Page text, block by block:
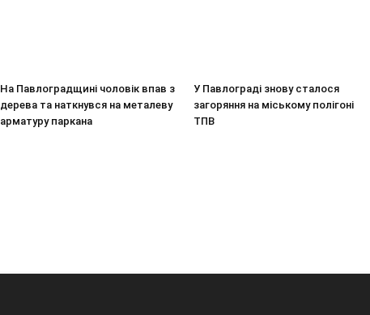
На Павлоградщині чоловік впав з
дерева та наткнувся на металеву
арматуру паркана
У Павлограді знову сталося
загоряння на міському полігоні
ТПВ